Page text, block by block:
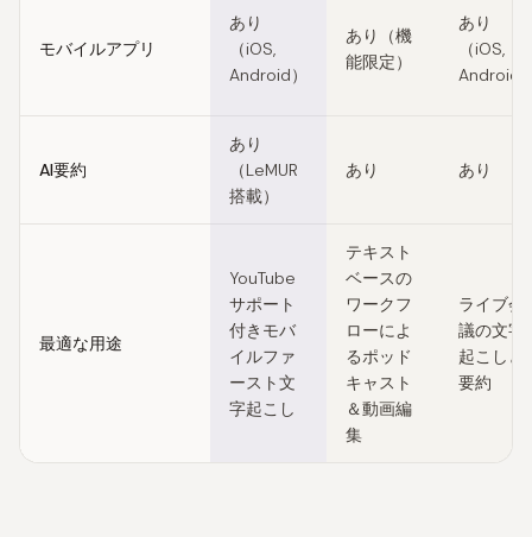
モバイルアプリ
あり
（iOS,
Android）
あり（機
能限定）
あり
（iOS,
Android
AI要約
あり
（LeMUR
搭載）
あり あり
最適な用途
YouTube
サポート
付きモバ
イルファ
ースト文
字起こし
テキスト
ベースの
ワークフ
ローによ
るポッド
キャスト
＆動画編
集
ライブ会
議の文字
起こしと
要約